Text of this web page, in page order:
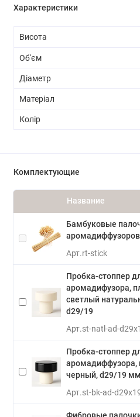
Характеристики
Висота
Об'єм
Діаметр
Матеріал
Колір
Комплектующие
Название
Бамбуковые
Арт.rt-stick
Пробка-стоппер
аромадифузора,
светлый
d29/19
Арт.st-natl-ad-
Пробка-стоппер
аромадиффузора,
черный, d29/19 мм
Арт.st-bk-ad-